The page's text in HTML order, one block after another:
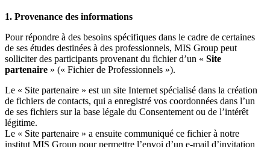
1. Provenance des informations
Pour répondre à des besoins spécifiques dans le cadre de certaines
de ses études destinées à des professionnels, MIS Group peut
solliciter des participants provenant du fichier d’un « Site
partenaire » (« Fichier de Professionnels »).
Le « Site partenaire » est un site Internet spécialisé dans la création
de fichiers de contacts, qui a enregistré vos coordonnées dans l’un
de ses fichiers sur la base légale du Consentement ou de l’intérêt
légitime.
Le « Site partenaire » a ensuite communiqué ce fichier à notre
institut MIS Group pour permettre l’envoi d’un e-mail d’invitation